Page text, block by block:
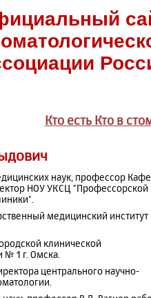
Кто есть Кто в
наук, профессор
НОУ УКСЦ "Профессорской
медицинский институт
клинической
№ 1 г. Омска.
центрального научно-